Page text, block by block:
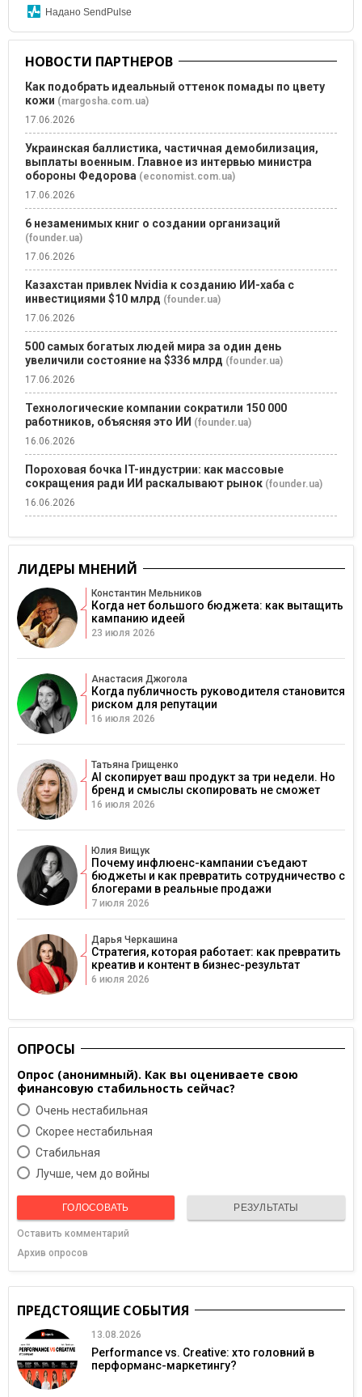
Надано SendPulse
НОВОСТИ ПАРТНЕРОВ
Как подобрать идеальный оттенок помады по цвету
кожи (margosha.com.ua)
17.06.2026
Украинская баллистика, частичная демобилизация,
выплаты военным. Главное из интервью министра
обороны Федорова (economist.com.ua)
17.06.2026
6 незаменимых книг о создании организаций
(founder.ua)
17.06.2026
Казахстан привлек Nvidia к созданию ИИ-хаба с
инвестициями $10 млрд (founder.ua)
17.06.2026
500 самых богатых людей мира за один день
увеличили состояние на $336 млрд (founder.ua)
17.06.2026
Технологические компании сократили 150 000
работников, объясняя это ИИ (founder.ua)
16.06.2026
Пороховая бочка IT-индустрии: как массовые
сокращения ради ИИ раскалывают рынок (founder.ua)
16.06.2026
ЛИДЕРЫ МНЕНИЙ
Константин Мельников
Когда нет большого бюджета: как вытащить
кампанию идеей
23 июля 2026
Анастасия Джогола
Когда публичность руководителя становится
риском для репутации
16 июля 2026
Татьяна Грищенко
AI скопирует ваш продукт за три недели. Но
бренд и смыслы скопировать не сможет
16 июля 2026
Юлия Вищук
Почему инфлюенс-кампании съедают
бюджеты и как превратить сотрудничество с
блогерами в реальные продажи
7 июля 2026
Дарья Черкашина
Стратегия, которая работает: как превратить
креатив и контент в бизнес-результат
6 июля 2026
ОПРОСЫ
Опрос (анонимный). Как вы оцениваете свою
финансовую стабильность сейчас?
Очень нестабильная
Скорее нестабильная
Cтабильная
Лучше, чем до войны
ГОЛОСОВАТЬ РЕЗУЛЬТАТЫ
Оставить комментарий
Архив опросов
ПРЕДСТОЯЩИЕ СОБЫТИЯ
13.08.2026
Performance vs. Creative: хто головний в
перформанс-маркетингу?